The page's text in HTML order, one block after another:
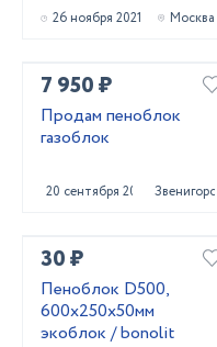
26 ноября 2021 Москва
7 950 ₽
Продам пеноблок
газоблок
20 сентября 2021 Звенигород
30 ₽
Пеноблок D500,
600х250х50мм
экоблок / bonolit